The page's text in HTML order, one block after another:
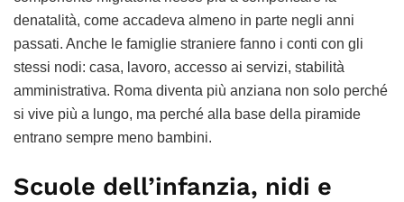
denatalità, come accadeva almeno in parte negli anni
passati. Anche le famiglie straniere fanno i conti con gli
stessi nodi: casa, lavoro, accesso ai servizi, stabilità
amministrativa. Roma diventa più anziana non solo perché
si vive più a lungo, ma perché alla base della piramide
entrano sempre meno bambini.
Scuole dell’infanzia, nidi e